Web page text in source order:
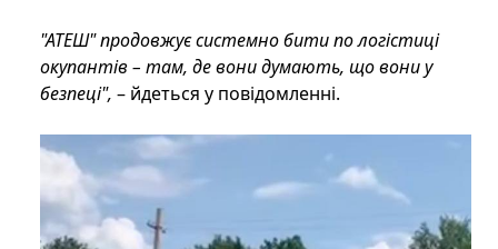
"АТЕШ" продовжує системно бити по логістиці
окупантів – там, де вони думають, що вони у
безпеці", – йдеться у повідомленні.